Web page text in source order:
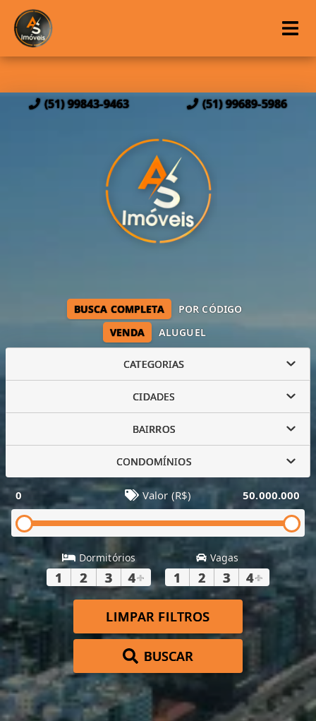
(51) 99843-9463 (51) 99689-5986
VENDA ALUGUEL
BUSCA COMPLETA POR CÓDIGO
CATEGORIAS
CIDADES
BAIRROS
CONDOMÍNIOS
0 Valor (R$) 50.000.000
Dormitórios
1 2 3 4+
Vagas
1 2 3 4+
LIMPAR FILTROS
BUSCAR